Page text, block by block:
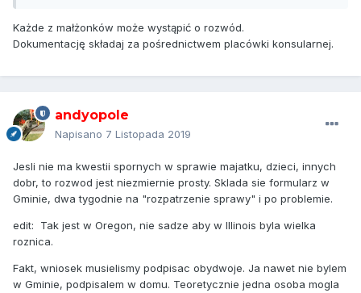
Ostatnio poinformował mnie, że nie możemy się rozwieść
tak szybko, i tak łatwo bo ja mieszkam na stałe w Polsce, że
prostu móc uwolnić się od niego. Czy jest jakaś opcja abym
ja sama, zdalnie, złożyła te dokumenty?
Każde z małżonków może wystąpić o rozwód.
Dokumentację składaj za pośrednictwem placówki konsularnej.
andyopole
Napisano 7 Listopada 2019
Jesli nie ma kwestii spornych w sprawie majatku, dzieci, innych
dobr, to rozwod jest niezmiernie prosty. Sklada sie formularz w
Gminie, dwa tygodnie na "rozpatrzenie sprawy" i po problemie.
edit: Tak jest w Oregon, nie sadze aby w Illinois byla wielka
roznica.
Fakt, wniosek musielismy podpisac obydwoje. Ja nawet nie bylem
w Gminie, podpisalem w domu. Teoretycznie jedna osoba mogla